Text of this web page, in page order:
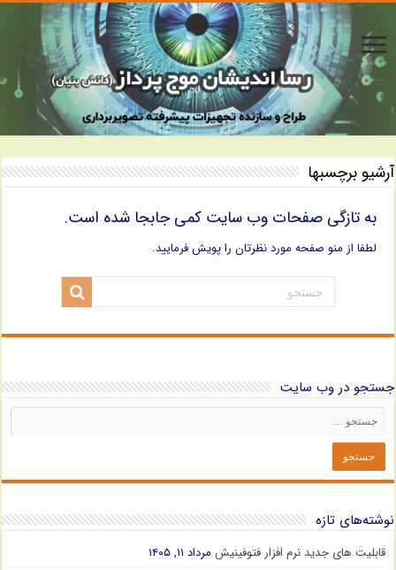
آرشیو برچسبها
به تازگی صفحات وب سایت کمی جابجا شده است.
لطفا از منو صفحه مورد نظرتان را پویش فرمایید.
جستجو در وب سایت
نوشته‌های تازه
قابلیت های جدید نرم افزار فتوفینیش مرداد ۱۱, ۱۴۰۵